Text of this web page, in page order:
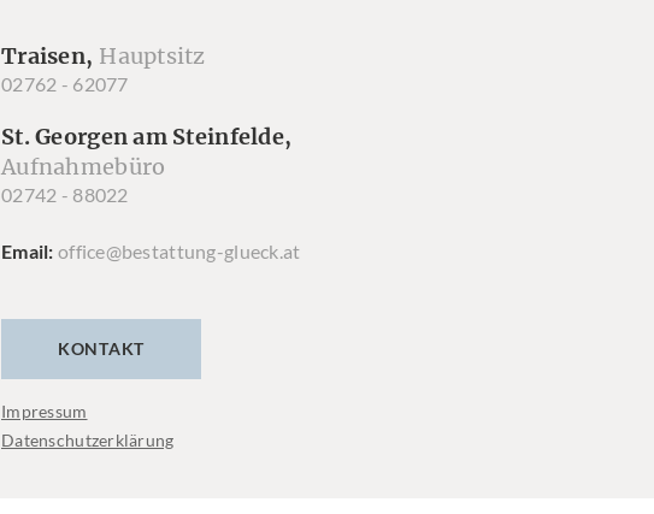
Traisen, Hauptsitz
02762 - 62077
St. Georgen am Steinfelde,
Aufnahmebüro
02742 - 88022
Email office@bestattung-glueck.at
KONTAKT
Impressum
Datenschutzerklärung